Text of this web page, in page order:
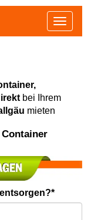
Toggle
bei Ihrem
mieten